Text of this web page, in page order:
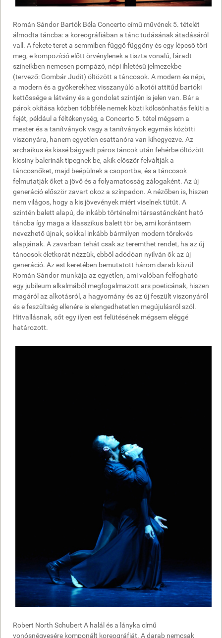
Román Sándor Bartók Béla Concerto című művének 5. tételét
álmodta táncba: a koreográfiában a tánc tudásának átadásáról
vall. A fekete teret a semmiben függő függöny és egy lépcső töri
meg, e kompozíció előtt örvénylenek a tiszta vonalú, fáradt
színeikben nemesen pompázó, népi ihletésű jelmezekbe
(tervező: Gombár Judit) öltözött a táncosok. A modern és népi,
a modern és a gyökerekhez visszanyúló alkotói attitűd bartóki
kettőssége a látvány és a gondolat szintjén is jelen van. Bár a
párok okítása közben többféle nemek közti kölcsönhatás felüti a
fejét, például a féltékenység, a Concerto 5. tétel mégsem a
mester és a tanítványok vagy a tanítványok egymás közötti
viszonyára, hanem egyetlen csattanóra van kihegyezve. Az
archaikus és kissé bágyadt páros táncok után fehérbe öltözött
kicsiny balerinák tipegnek be, akik először felváltják a
táncosnőket, majd beépülnek a csoportba, és a táncosok
felmutatják őket a jövő és a folyamatosság zálogaként. Az új
generáció először zavart okoz a színpadon. A nézőben is, hiszen
nem világos, hogy a kis jövevények miért viselnek tütüt. A
szintén balett alapú, de inkább történelmi társastáncként ható
táncba így maga a klasszikus balett tör be, ami korántsem
nevezhető újnak, sokkal inkább bármilyen modern törekvés
alapjának. A zavarban tehát csak az teremthet rendet, ha az új
táncosok életkorát nézzük, ebből adódóan nyilván ők az új
generáció. Az est keretében bemutatott három darab közül
Román Sándor munkája az egyetlen, ami valóban felfogható
egy jubileum alkalmából megfogalmazott ars poeticának, hiszen
magáról az alkotásról, a hagyomány és az új feszült viszonyáról
és e feszültség ellenére is elengedhetetlen megújulásról szól.
Hitvallásnak, sőt egy ilyen est felütésének mégsem eléggé
határozott.
Robert North Schubert A halál és a lányka című
vonósnégyesére komponált koreográfiát. A darab nemcsak